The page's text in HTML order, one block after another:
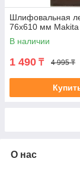
Шлифовальная
76x610 мм Makita
В наличии
1 490 ₸ 4 995 ₸
О нас